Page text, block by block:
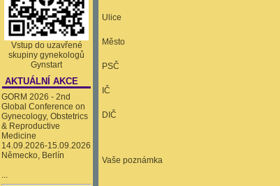
Vstup do uzavřené
skupiny gynekologů
Gynstart
AKTUÁLNÍ AKCE
GORM 2026 - 2nd
Global Conference on
Gynecology, Obstetrics
& Reproductive
Medicine
14.09.2026-15.09.2026
Německo, Berlín
Ulice
Město
PSČ
IČ
DIČ
Vaše poznámka